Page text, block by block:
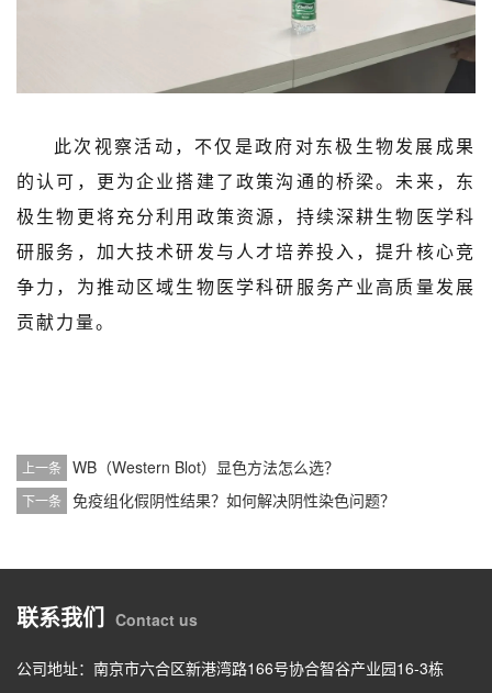
此次视察活动，不仅是政府对东极生物发展成果
的认可，更为企业搭建了政策沟通的桥梁。未来，东
极生物更将充分利用政策资源，持续深耕生物医学科
研服务，加大技术研发与人才培养投入，提升核心竞
争力，为推动区域生物医学科研服务产业高质量发展
贡献力量。
上一条 WB（Western Blot）显色方法怎么选？
下一条 免疫组化假阴性结果？如何解决阴性染色问题？
联系我们 Contact us
公司地址：南京市六合区新港湾路166号协合智谷产业园16-3栋